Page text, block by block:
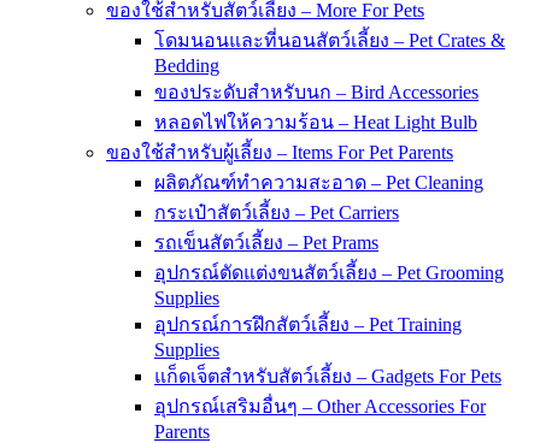
ของใช้สำหรับสัตว์เลี้ยง – More For Pets
โดมนอนและที่นอนสัตว์เลี้ยง – Pet Crates &
Bedding
ของประดับสำหรับนก – Bird Accessories
หลอดไฟให้ความร้อน – Heat Light Bulb
ของใช้สำหรับผู้เลี้ยง – Items For Pet Parents
ผลิตภัณฑ์ทำความสะอาด – Pet Cleaning
กระเป๋าสัตว์เลี้ยง – Pet Carriers
รถเข็นสัตว์เลี้ยง – Pet Prams
อุปกรณ์ตัดแต่งขนสัตว์เลี้ยง – Pet Grooming
Supplies
อุปกรณ์การฝึกสัตว์เลี้ยง – Pet Training
Supplies
แก็ดเจ็ตสำหรับสัตว์เลี้ยง – Gadgets For Pets
อุปกรณ์เสริมอื่นๆ – Other Accessories For
Parents